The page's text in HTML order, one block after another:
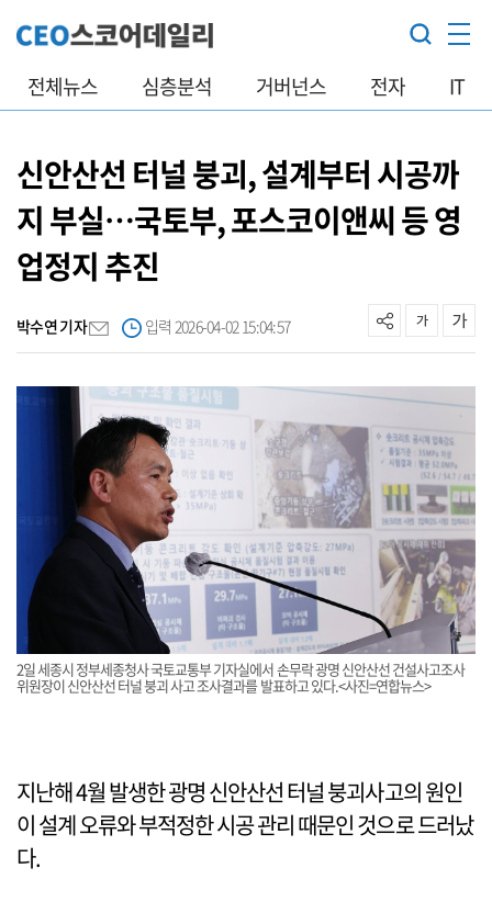
전체뉴스 심층분석 거버넌스 전자 IT
신안산선 터널 붕괴, 설계부터 시공까
지 부실…국토부, 포스코이앤씨 등 영
업정지 추진
박수연 기자 입력 2026-04-02 15:04:57
2일 세종시 정부세종청사 국토교통부 기자실에서 손무락 광명 신안산선 건설사고조사
위원장이 신안산선 터널 붕괴 사고 조사결과를 발표하고 있다.<사진=연합뉴스>
지난해 4월 발생한 광명 신안산선 터널 붕괴사고의 원인
이 설계 오류와 부적정한 시공 관리 때문인 것으로 드러났
다.